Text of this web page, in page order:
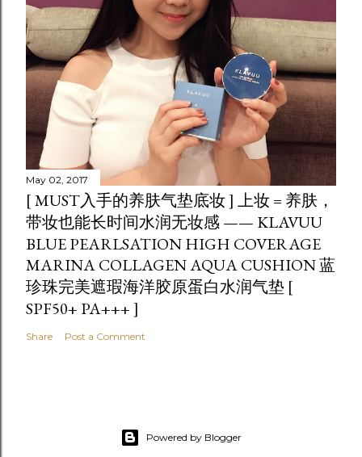
May 02, 2017
[ MUST入手的养肤气垫底妆 ] 上妆 = 养肤，
带妆也能长时间水润无妆感 —— KLAVUU
BLUE PEARLSATION HIGH COVERAGE
MARINA COLLAGEN AQUA CUSHION 蓝
珍珠完美遮瑕海洋胶原蛋白水润气垫 [
SPF50+ PA+++ ]
Share Post a Comment
Powered by Blogger